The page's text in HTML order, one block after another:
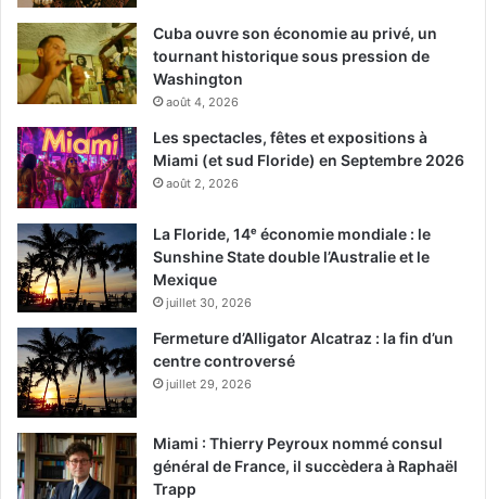
Cuba ouvre son économie au privé, un
tournant historique sous pression de
Washington
août 4, 2026
Les spectacles, fêtes et expositions à
Miami (et sud Floride) en Septembre 2026
août 2, 2026
La Floride, 14ᵉ économie mondiale : le
Sunshine State double l’Australie et le
Mexique
juillet 30, 2026
Fermeture d’Alligator Alcatraz : la fin d’un
centre controversé
juillet 29, 2026
Miami : Thierry Peyroux nommé consul
général de France, il succèdera à Raphaël
Trapp